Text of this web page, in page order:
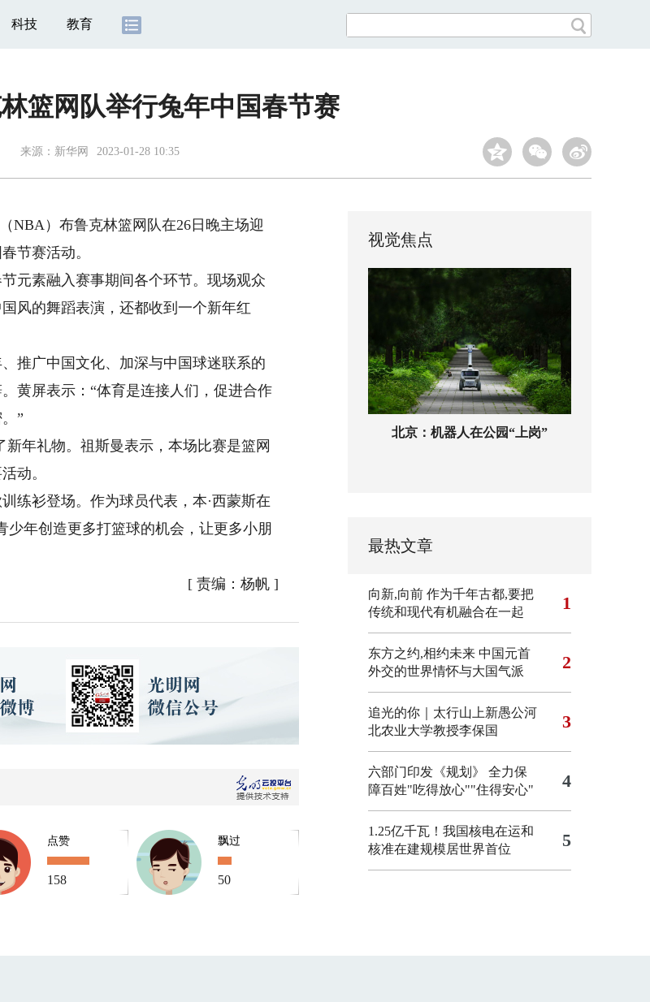
科技 教育
篮网队举行兔年中国春节赛
来源： 新华网 2023-01-28 10:35
）布鲁克林篮网队在26日晚主场迎
节赛活动。
素融入赛事期间各个环节。现场观众
风的舞蹈表演，还都收到一个新年红
广中国文化、加深与中国球迷联系的
黄屏表示：“体育是连接人们，促进合作
”
年礼物。祖斯曼表示，本场比赛是篮网
动。
衫登场。作为球员代表，本·西蒙斯在
年创造更多打篮球的机会，让更多小朋
[ 责编：杨帆]
点赞
158
飘过
50
视觉焦点
北京：机器人在公园“上岗”
最热文章
向新,向前 作为千年古都,要把
传统和现代有机融合在一起
1
东方之约,相约未来 中国元首
外交的世界情怀与大国气派
2
追光的你｜太行山上新愚公河
北农业大学教授李保国
3
六部门印发《规划》 全力保
障百姓"吃得放心""住得安心"
4
1.25亿千瓦！我国核电在运和
核准在建规模居世界首位
5